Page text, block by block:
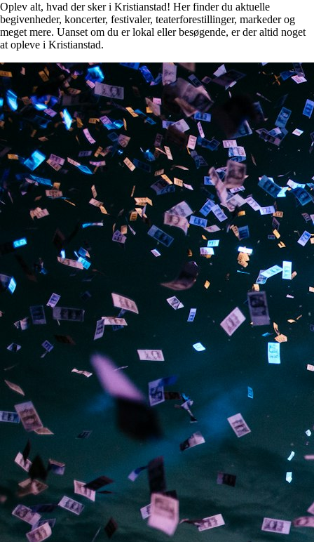
Oplev alt, hvad der sker i Kristianstad! Her finder du aktuelle
begivenheder, koncerter, festivaler, teaterforestillinger, markeder og
meget mere. Uanset om du er lokal eller besøgende, er der altid noget
at opleve i Kristianstad.